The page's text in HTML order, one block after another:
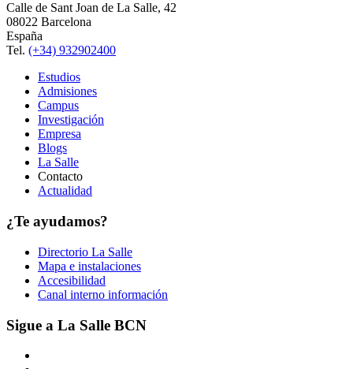
Calle de Sant Joan de La Salle, 42
08022 Barcelona
España
Tel. (+34) 932902400
Estudios
Admisiones
Campus
Investigación
Empresa
Blogs
La Salle
Contacto
Actualidad
¿Te ayudamos?
Directorio La Salle
Mapa e instalaciones
Accesibilidad
Canal interno información
Sigue a La Salle BCN